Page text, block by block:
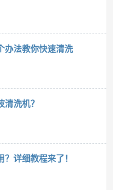
办法教你快速清洗
洗机？
详细教程来了！